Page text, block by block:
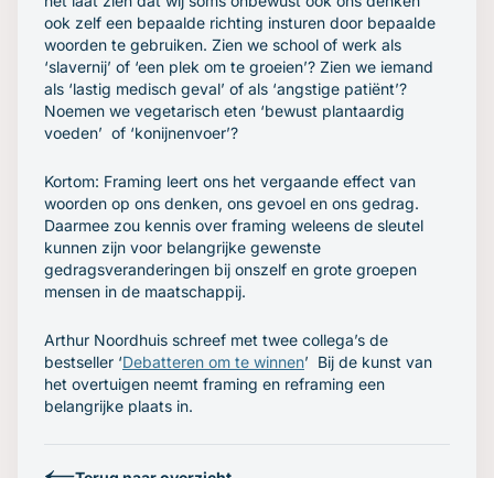
ook zelf een bepaalde richting insturen door bepaalde
woorden te gebruiken. Zien we school of werk als
‘slavernij’ of ‘een plek om te groeien’? Zien we iemand
als ‘lastig medisch geval’ of als ‘angstige patiënt’?
Noemen we vegetarisch eten ‘bewust plantaardig
voeden’ of ‘konijnenvoer’?
Kortom: Framing leert ons het vergaande effect van
woorden op ons denken, ons gevoel en ons gedrag.
Daarmee zou kennis over framing weleens de sleutel
kunnen zijn voor belangrijke gewenste
gedragsveranderingen bij onszelf en grote groepen
mensen in de maatschappij.
Arthur Noordhuis schreef met twee collega’s de
bestseller ‘Debatteren om te winnen’ Bij de kunst van
het overtuigen neemt framing en reframing een
belangrijke plaats in.